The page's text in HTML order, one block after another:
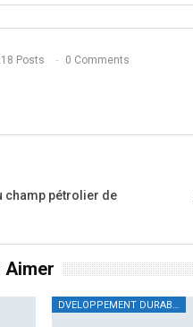
Posts 0 Comments
champ pétrolier de
Aimer
DVELOPPEMENT DURABLE